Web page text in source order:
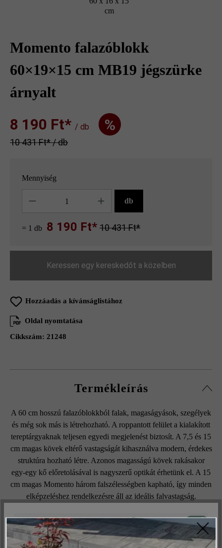
cm
Momento falazóblokk
60×19×15 cm MB19 jégszürke
árnyalt
8 190 Ft‎‎‎* / db %
10 431 Ft‎‎‎* / db
Mennyiség
db
= 1 db 8 190 Ft* 10 431 Ft*
Keressen egy kereskedőt a közelben
Hozzáadás a kívánságlistához
Oldal nyomtatása
Cikkszám: 21248
Termékleírás
A 60 cm hosszú falazóblokkból falak, magaságyások, szegélyek
és még sok más is létrehozható. A roppantott felület a kialakított
tereptárgyaknak teljesen egyedi megjelenést biztosít. A 7,5 és 15
cm magas kövek eltérő vastagságát kihasználva modern, érdekes
struktúra hozható létre. Azonos magasságú kövek rakásakor
egy-egy kő előretolásával is nagyszerű optikát érhetünk el. A 15
cm magas Momento három falszélességben kapható, így minden
elképzeléshez rendelkezésre áll az ideális falvastagság.
Műszakilag és működéshez szükséges Aktív
Marketing Inaktív